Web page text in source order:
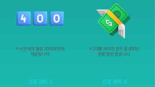
※ 사전 예약 물량 30대에 한해
제공됩니다.
※ 2대를 예약한 경우 총 800만
원을 할인 받습니다.
전용 혜택 3 전용 혜택 4